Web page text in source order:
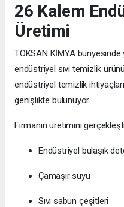
26 Kalem
Üretimi
TOKSAN KİMYA bünyesinde
endüstriyel sıvı temizlik
endüstriyel temizlik
genişlikte bulunuyor.
Firmanın üretimini
Endüstriyel bulaşık
Çamaşır suyu
Sıvı sabun çeşitleri